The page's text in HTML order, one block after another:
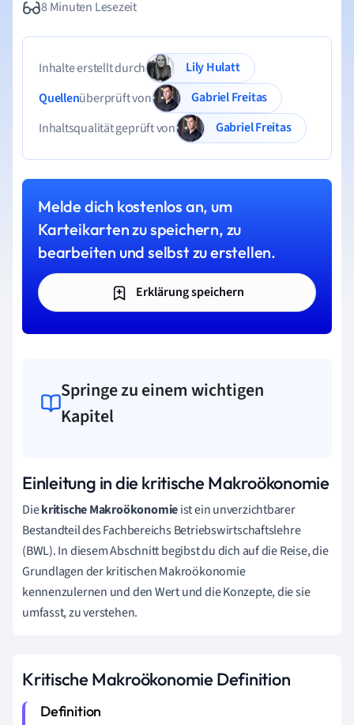
8 Minuten Lesezeit
Inhalte erstellt durch
Lily Hulatt
Quellenüberprüft von
Gabriel Freitas
Inhaltsqualität geprüft von
Gabriel Freitas
Melde dich kostenlos an, um
Karteikarten zu speichern, zu
bearbeiten und selbst zu erstellen.
Erklärung speichern
Springe zu einem wichtigen
Kapitel
Einleitung in die kritische Makroökonomie
Diekritische Makroökonomieist ein unverzichtbarer
Bestandteil des Fachbereichs Betriebswirtschaftslehre
(BWL). In diesem Abschnitt begibst du dich auf die Reise, die
Grundlagen der kritischen Makroökonomie
kennenzulernen und den Wert und die Konzepte, die sie
umfasst, zu verstehen.
Kritische Makroökonomie Definition